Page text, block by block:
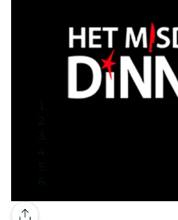
Galerij